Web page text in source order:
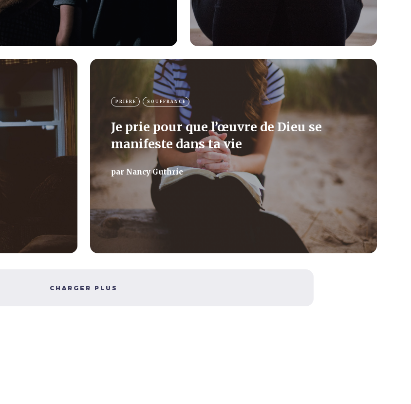
PRIÈRE SOUFFRANCE
Je prie pour que l’œuvre de Dieu se
manifeste dans ta vie
par Nancy Guthrie
CHARGER PLUS